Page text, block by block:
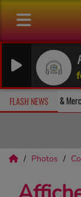
FLASH NEWS
surprise!
Photos